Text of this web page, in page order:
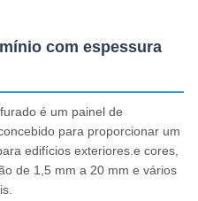
com espessura
é um painel de
para proporcionar um
edifícios exteriores.e cores,
de 1,5 mm a 20 mm e vários